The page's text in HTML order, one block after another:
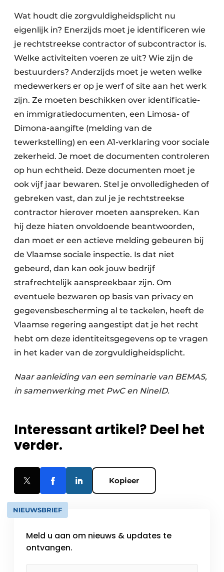
Wat houdt die zorgvuldigheidsplicht nu
eigenlijk in? Enerzijds moet je identificeren wie
je rechtstreekse contractor of subcontractor is.
Welke activiteiten voeren ze uit? Wie zijn de
bestuurders? Anderzijds moet je weten welke
medewerkers er op je werf of site aan het werk
zijn. Ze moeten beschikken over identificatie-
en immigratiedocumenten, een Limosa- of
Dimona-aangifte (melding van de
tewerkstelling) en een A1-verklaring voor sociale
zekerheid. Je moet de documenten controleren
op hun echtheid. Deze documenten moet je
ook vijf jaar bewaren. Stel je onvolledigheden of
gebreken vast, dan zul je je rechtstreekse
contractor hierover moeten aanspreken. Kan
hij deze hiaten onvoldoende beantwoorden,
dan moet er een actieve melding gebeuren bij
de Vlaamse sociale inspectie. Is dat niet
gebeurd, dan kan ook jouw bedrijf
strafrechtelijk aanspreekbaar zijn. Om
eventuele bezwaren op basis van privacy en
gegevensbescherming al te tackelen, heeft de
Vlaamse regering aangestipt dat je het recht
hebt om deze identiteitsgegevens op te vragen
in het kader van de zorgvuldigheidsplicht.
Naar aanleiding van een seminarie van BEMAS,
in samenwerking met PwC en NineID.
Interessant artikel? Deel het
verder.
Kopieer
NIEUWSBRIEF
Meld u aan om nieuws & updates te
ontvangen.